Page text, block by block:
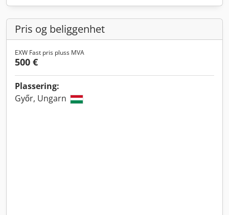
Pris og beliggenhet
EXW Fast pris pluss MVA
500 €
Plassering:
Győr, Ungarn